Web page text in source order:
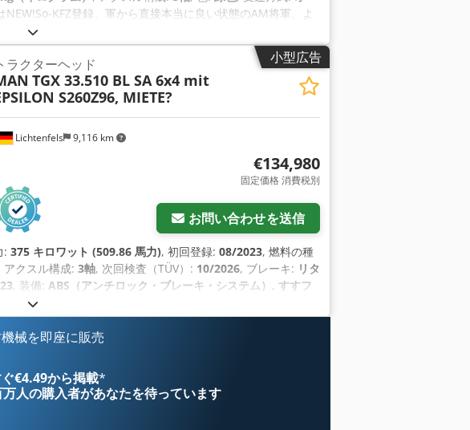
NEW!So-KFZ登録、軍から直接本当に良い状態のAM将軍、よ
です（予 備軍からの車両）塗装もすでに、ちょうど
ンチ、全輪駆動、5速オートマチッ クギアボックス、トラ
ワーステアリング（超スムーズ）、2つのディーゼルタンク
ABS付きエアブレーキ、3つのフロントシート、車体はオフ
レートはチョックによって路上走行用に固定することもでき
, タイヤサイズ 14.00R20 チューブレス（非常に良い状態） ,
, M931A1はTuvを持っているだけでなく、信頼性の高いド
!!- AMジェネラリストは運転する醍醐味があり、ヤングスタ
。- 注意．DEALER価格は、TUVなどのない、車両そのまま
ることができます。- あなたは今、フレンスブルクからベル
で行ったり来たりしていますが、ここでは以下のタ イプの
、マジルス・ドイツ、MAN、シュタイヤー、ダッジWC、
フ、イルティス、ウィリス、Gモデル、モワグ、DBなどな
スペアパーツやアクセサリーもある。- これ以下では満足で
。 Crjdjqx Sxlepfx Ap Hef
小型広告
Lichtenfels 9,116 km
ラクターヘッド
TGX 33.510 BL SA 6x4 mit
S260Z96, MIETE?
€134,980
固定価格 消費税別
お問い合わせを送信
: 375 キロワット (509.86 馬力), 初回登録: 08/2023, 燃料の種
アクスル構成: 3軸, 次回検査（TÜV）: 10/2026, ブレーキ: リタ
, 装備: ABS（アンチロック・ブレーキ・システム）, すすフ
ム, パーキングヒーター, 電子安定制御プログラム (ESP)
械を即座に販売
€4.49から掲載*
万人の購入者があなたを待っています